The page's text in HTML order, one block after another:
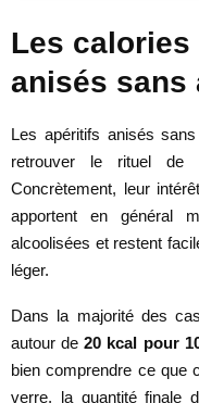
Les
anisés sans
Les apéritifs anisés
retrouver le rituel de
Concrètement, leur
apportent en général
alcoolisées et restent
léger.
Dans la majorité des
autour de20 kcal pour
bien comprendre ce que
verre, la quantité finale